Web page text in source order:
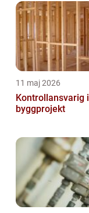
11 maj 2026
Kontrollansvarig i
byggprojekt